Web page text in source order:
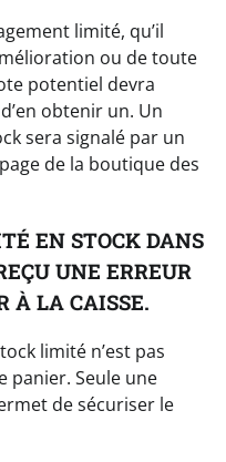
limité, qu’il
ou de toute
potentiel devra
obtenir un. Un
sera signalé par un
de la boutique des
EN STOCK DANS
UNE ERREUR
À LA CAISSE.
limité n’est pas
panier. Seule une
de sécuriser le